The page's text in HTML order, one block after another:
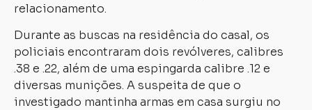
relacionamento.
Durante as buscas na residência do casal, os
policiais encontraram dois revólveres, calibres
.38 e .22, além de uma espingarda calibre .12 e
diversas munições. A suspeita de que o
investigado mantinha armas em casa surgiu no